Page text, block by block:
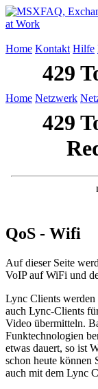
Home Kontakt Hilfe
Home Netzwerk
QoS - Wifi
Auf dieser Seite
VoIP auf WiFi und
Lync Clients
auch Lync-Clients
Video übermitteln.
Funktechnologien
etwas dauert, so ist
schon heute können
auch mit dem Lync